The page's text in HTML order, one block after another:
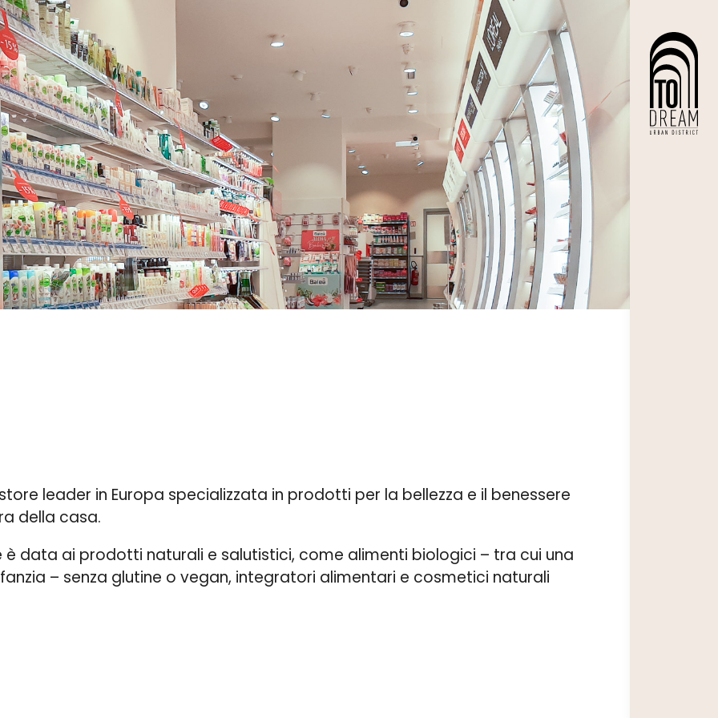
leader in Europa specializzata in prodotti per la bellezza e il benessere
della casa.
è data ai prodotti naturali e salutistici, come alimenti biologici – tra cui una
– senza glutine o vegan, integratori alimentari e cosmetici naturali